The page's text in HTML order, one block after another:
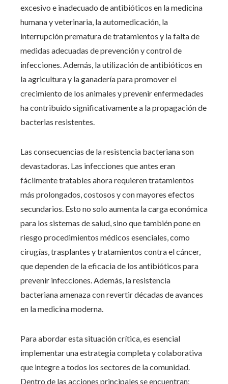
excesivo e inadecuado de antibióticos en la medicina
humana y veterinaria, la automedicación, la
interrupción prematura de tratamientos y la falta de
medidas adecuadas de prevención y control de
infecciones. Además, la utilización de antibióticos en
la agricultura y la ganadería para promover el
crecimiento de los animales y prevenir enfermedades
ha contribuido significativamente a la propagación de
bacterias resistentes.
Las consecuencias de la resistencia bacteriana son
devastadoras. Las infecciones que antes eran
fácilmente tratables ahora requieren tratamientos
más prolongados, costosos y con mayores efectos
secundarios. Esto no solo aumenta la carga económica
para los sistemas de salud, sino que también pone en
riesgo procedimientos médicos esenciales, como
cirugías, trasplantes y tratamientos contra el cáncer,
que dependen de la eficacia de los antibióticos para
prevenir infecciones. Además, la resistencia
bacteriana amenaza con revertir décadas de avances
en la medicina moderna.
Para abordar esta situación crítica, es esencial
implementar una estrategia completa y colaborativa
que integre a todos los sectores de la comunidad.
Dentro de las acciones principales se encuentran: